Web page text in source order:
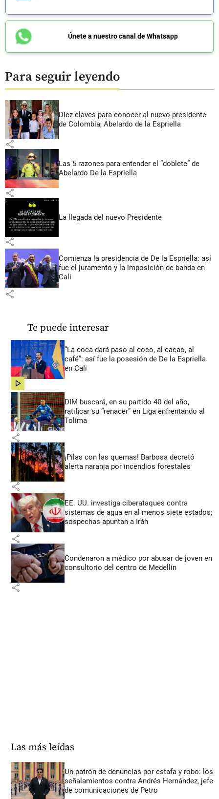
Únete a nuestro canal de Whatsapp
Para seguir leyendo
Diez claves para conocer al nuevo presidente
de Colombia, Abelardo de la Espriella
share
Las 5 razones para entender el “doblete” de
Abelardo De la Espriella
share
La llegada del nuevo Presidente
share
Comienza la presidencia de De la Espriella: así
fue el juramento y la imposición de banda en
Cali
share
Te puede interesar
“La coca dará paso al coco, al cacao, al
café”: así fue la posesión de De la Espriella
en Cali
share
DIM buscará, en su partido 40 del año,
ratificar su “renacer” en Liga enfrentando al
Tolima
share
¡Pilas con las quemas! Barbosa decretó
alerta naranja por incendios forestales
share
EE. UU. investiga ciberataques contra
sistemas de agua en al menos siete estados;
sospechas apuntan a Irán
share
Condenaron a médico por abusar de joven en
consultorio del centro de Medellín
share
Las más leídas
Un patrón de denuncias por estafa y robo: los
señalamientos contra Andrés Hernández, jefe
de comunicaciones de Petro